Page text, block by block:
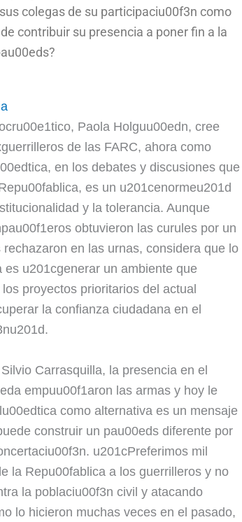
colegas de su participaciu00f3n como
contribuir su presencia a poner fin a la
Paola Holguu00edn, cree
de las FARC, ahora como
en los debates y discusiones que
es un u201cenormeu201d
y la tolerancia. Aunque
obtuvieron las curules por un
en las urnas, considera que lo
u201cgenerar un ambiente que
proyectos prioritarios del actual
la confianza ciudadana en el
Carrasquilla, la presencia en el
empuu00f1aron las armas y hoy le
como alternativa es un mensaje
construir un pau00eds diferente por
u201cPreferimos mil
la Repu00fablica a los guerrilleros y no
la poblaciu00f3n civil y atacando
lo hicieron muchas veces en el pasado,